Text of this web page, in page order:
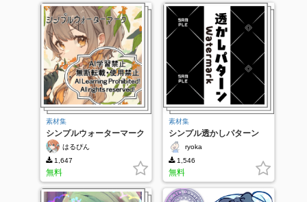
素材集
シンプルウォーターマーク
はるぴん
1,647
無料
素材集
シンプル透かしパターン
ryoka
1,546
無料